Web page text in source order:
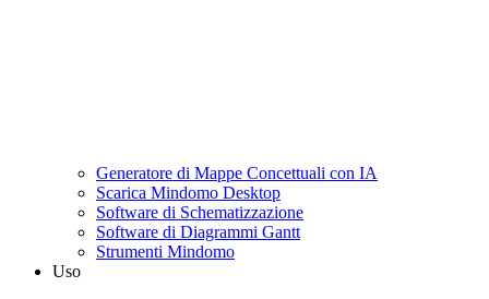
Generatore di Mappe Concettuali con IA
Scarica Mindomo Desktop
Software di Schematizzazione
Software di Diagrammi Gantt
Strumenti Mindomo
Uso